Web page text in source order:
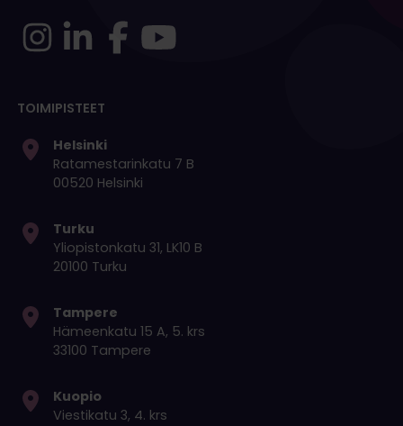
TOIMIPISTEET
Helsinki
Ratamestarinkatu 7 B
00520 Helsinki
Turku
Yliopistonkatu 31, LK10 B
20100 Turku
Tampere
Hämeenkatu 15 A, 5. krs
33100 Tampere
Kuopio
Viestikatu 3, 4. krs